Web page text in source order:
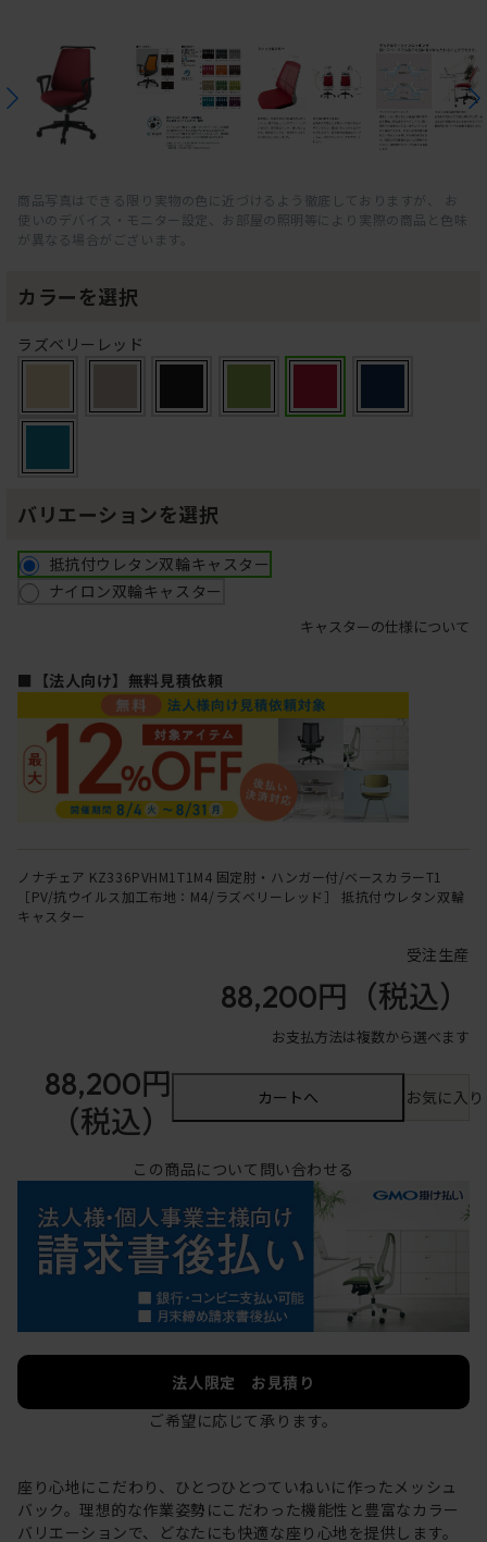
商品写真はできる限り実物の色に近づけるよう徹底しておりますが、 お
使いのデバイス・モニター設定、お部屋の照明等により実際の商品と色味
が異なる場合がございます。
カラーを選択
ラズベリーレッド
バリエーションを選択
抵抗付ウレタン双輪キャスター
ナイロン双輪キャスター
キャスターの仕様について
■【法人向け】無料見積依頼
ノナチェア KZ336PVHM1T1M4 固定肘・ハンガー付/ベースカラーT1
［PV/抗ウイルス加工布地：M4/ラズベリーレッド］ 抵抗付ウレタン双輪
キャスター
受注生産
88,200円 （税込）
お支払方法は複数から選べます
88,200円
（税込）
カートへ お気に入
この商品について問い合わせる
法人限定 お見積り
ご希望に応じて承ります。
座り心地にこだわり、ひとつひとつていねいに作ったメッシュ
バック。理想的な作業姿勢にこだわった機能性と豊富なカラー
バリエーションで、どなたにも快適な座り心地を提供します。